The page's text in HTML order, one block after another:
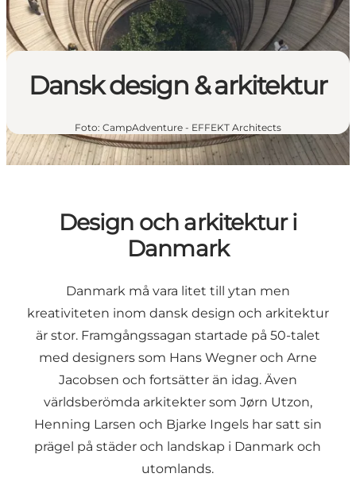
Dansk design & arkitektur
Foto: CampAdventure - EFFEKT Architects
Design och arkitektur i
Danmark
Danmark må vara litet till ytan men
kreativiteten inom dansk design och arkitektur
är stor. Framgångssagan startade på 50-talet
med designers som Hans Wegner och Arne
Jacobsen och fortsätter än idag. Även
världsberömda arkitekter som Jørn Utzon,
Henning Larsen och Bjarke Ingels har satt sin
prägel på städer och landskap i Danmark och
utomlands.